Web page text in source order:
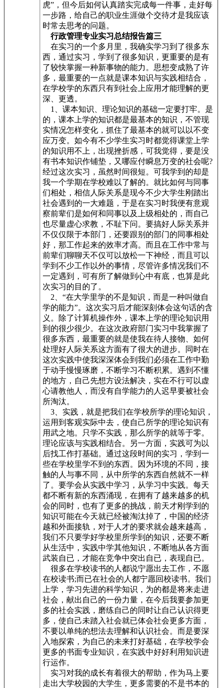
虎”，但今后如何认真踏实完成每一件事，走好每
一步路，给自己的职业生涯做个交待才是我应该
时常去思考的问题。
行政管理专业实习总结报告篇三
在实习的一个多月里，我确实学习到了很多东
西，通过实习，学到了很多知识，更重要的是有
了较快掌握一种新事物的能力。思想变成熟了许
多，最重要的一点就是课本知识与实践相结合，
在学校学的东西只有到社会上应用才能理解的更
深、更透。
1、课本知识、理论知识的基础一定要打牢。是
的，课本上学的知识都是最基本的知识，不管现
实情况怎样变化，抓住了最基本的就可以以不变
应万变。如今有不少学生实习时都觉得课堂上学
的知识用不上，出现挫折感，可我觉得，要是没
有书本知识作铺垫，又哪应付瞬息万变的社会呢?
经过这次实习，虽然时间很短。可我学到的却是
我一个学期在学校难以了解的。就比如何与同事
们相处，相信人际关系是现今不少大学生刚踏出
社会遇到的一大难题，于是在实习时我便有意观
察前辈们是如何和同事以及上级相处的，而自己
也尽量虚心求教，不耻下问。要搞好人际关系并
不仅仅限于本部门，还要跟别的部门的同事相处
好，那工作起来的效率才高。而且在工作中常与
前辈们聊聊天不仅可以放松一下神经，而且可以
学到不少工作以外的事情，尽管许多情况我们不
一定遇到，可有所了解做到心中有底，也算是此
次实习的目的了。
2、“在大学里学的不是知识，而是一种叫做自
学的能力”。这次实习后才能深刻体会这句话的含
义。除了计算机操作外，课本上学的理论知识用
到的很少很少。在这次政府部门实习中我掌握了
很多东西，最重要的就是使我在待人接物、如何
处理好人际关系这方面有了很大的进步。同时在
这次实践中使我深深体会到我们必须在工作中勤
于动手慢慢琢磨，不断学习不断积累。遇到不懂
的地方，自己先想方设法解决，实在不行可以虚
心请教他人，而没有自学能力的人迟早要被社会
所淘汰。
3、实践，就是把我们在学校所学的理论知识，
运用到客观实际中去，使自己所学的理论知识有
用武之地。只学不实践，那么所学的就等于零。
理论应该与实践相结合。另一方面，实践可为以
后找工作打基础。通过这段时间的实习，学到一
些在学校里学不到的东西。因为环境的不同，接
触的人与事不同，从中所学的东西自然就不一样
了。要学会从实践中学习，从学习中实践。每天
都不断有新的东西涌现，在拥有了越来越多的机
会的同时，也有了更多的挑战，前天才刚学到的
知识可能在今天就已经被淘汰掉了，中国的经济
越和外面接轨，对于人才的要求就会越来越高，
我们不只要学好学校里所学到的知识，还要不断
从生活中，实践中学其他知识，不断地从各方面
武装自已，才能在竞争中突出自已，表现自已。
很多在学校读书的人都说宁愿出去工作，不愿
在校读书;而已在社会的人都宁愿回校读书。我们
上学，学习先进的科学知识，为的都是将来走进
社会，献出自己的一份力量，在今后我要参加更
多的社会实践，磨练自己的同时让自己认识得更
多，使自己未踏入社会就已体会社会更多方面，
不要以单纯的想法去理解和认识社会。而是要深
入地探索，为自己的未来打好基础，在学校学会
更多的书面专业知识，在实践中好好利用知识进
行运作。
实习对我的成长有着很大的帮助，作为马上要
走出大学校园的大学生，更多需要的不是书本的